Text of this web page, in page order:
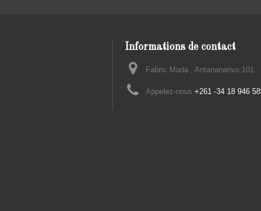
Informations de contact
Fabric Mada , Antananarivo 101
Appelez-nous +261 -34 18 946 58